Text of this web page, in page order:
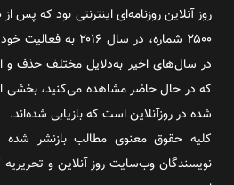
۲۵۰۰ شماره، در سال
در سال‌های اخیر به‌دلایل مختلف حذف
که در حال حاضر مشاهده می‌کنید، بخشی
شده در روزآنلاین است که بازیابی شده‌اند.
کلیه حقوق معنوی مطالب بازنشر
نویسندگان وب‌سایت روز آنلاین و تحریریه